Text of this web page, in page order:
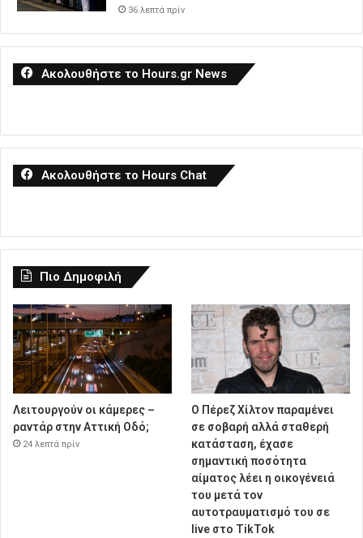
36 λεπτά πρίν
Ακολουθήστε το Hours.gr News
Ακολουθήστε το Hours Chat
Πιο Δημοφιλή
Λειτουργούν οι κάμερες –
ραντάρ στην Αττική Οδό;
24 λεπτά πρίν
Ο Πέρεζ Χίλτον παραμένει
σε σοβαρή αλλά σταθερή
κατάσταση, έχασε
σημαντική ποσότητα
αίματος λέει η οικογένειά
του μετά τον
αυτοτραυματισμό του σε
live στο TikTok